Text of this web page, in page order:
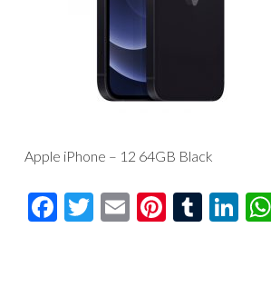
Apple iPhone – 12 64GB Black
Facebook
Twitter
Email